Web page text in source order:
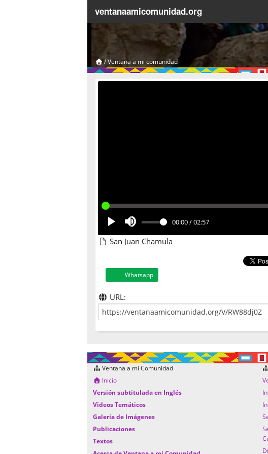
ventanaamicomunidad.org
/Ventana a mi comunidad
00:00/02:57
San Juan Chamula
Whatsapp
URL:
Ventana a mi Comunidad
Inicio
Versión subtitulada en Inglés
Videos Temáticos
Galería de Imágenes
Publicaciones
Textos